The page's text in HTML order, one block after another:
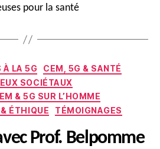
pour la santé
Catégories
À LA 5G
CEM, 5G & SANTÉ
SOCIÉTAUX
& 5G SUR L’HOMME
ÉTHIQUE
TÉMOIGNAGES
Prof. Belpomme